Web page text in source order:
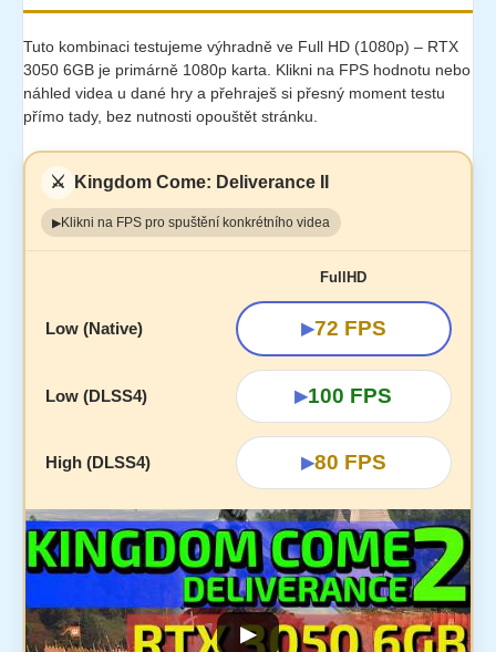
Tuto kombinaci testujeme výhradně ve Full HD (1080p) – RTX
3050 6GB je primárně 1080p karta. Klikni na FPS hodnotu nebo
náhled videa u dané hry a přehraješ si přesný moment testu
přímo tady, bez nutnosti opouštět stránku.
⚔️ Kingdom Come: Deliverance II
▶Klikni na FPS pro spuštění konkrétního videa
FullHD
Low (Native) ▶72 FPS
Low (DLSS4) ▶100 FPS
High (DLSS4) ▶80 FPS
▶